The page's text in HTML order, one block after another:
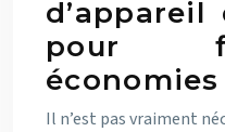
pour
économies
Il n’est pas vraiment